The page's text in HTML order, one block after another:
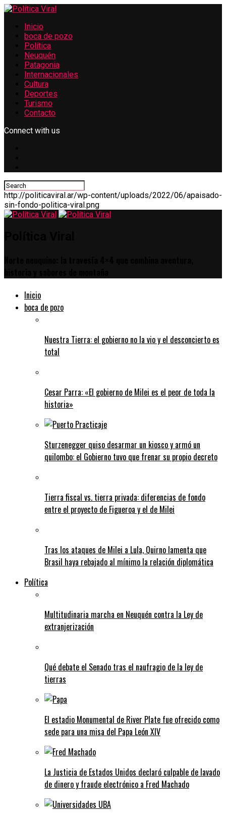
Inicio
boca de pozo
Política
Neuquén
Patagonia
Internacionales
Cultura
Deportes
Turismo
Contacto
Connect with us
http://politicaviral.ar/wp-content/uploads/2022/06/apaisado-
sin-fondo-politica-viral.png
Inicio
boca de pozo
Nuestra Tierra: el gobierno no la vio y el desconcierto es
total
Cesar Parra: «El gobierno de Milei es el peor de toda la
historia»
Sturzenegger quiso desarmar un kiosco y armó un
quilombo: el Gobierno tuvo que frenar su propio decreto
Tierra fiscal vs. tierra privada: diferencias de fondo
entre el proyecto de Figueroa y el de Milei
Tras los ataques de Milei a Lula, Quirno lamenta que
Brasil haya rebajado al mínimo la relación diplomática
Política
Multitudinaria marcha en Neuquén contra la Ley de
extranjerización
Qué debate el Senado tras el naufragio de la ley de
tierras
El estadio Monumental de River Plate fue ofrecido como
sede para una misa del Papa León XIV
La Justicia de Estados Unidos declaró culpable de lavado
de dinero y fraude electrónico a Fred Machado